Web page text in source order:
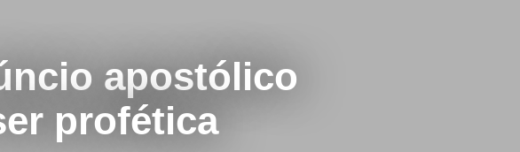
apostólico
profética